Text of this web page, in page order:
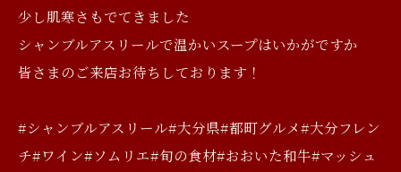
少し肌寒さもでてきました
シャンブルアスリールで温かいスープはいかがですか
皆さまのご来店お待ちしております！
#シャンブルアスリール#大分県#都町グルメ#大分フレン
チ#ワイン#ソムリエ#旬の食材#おおいた和牛#マッシュ